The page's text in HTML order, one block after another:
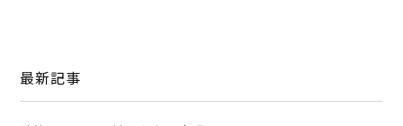
最新記事